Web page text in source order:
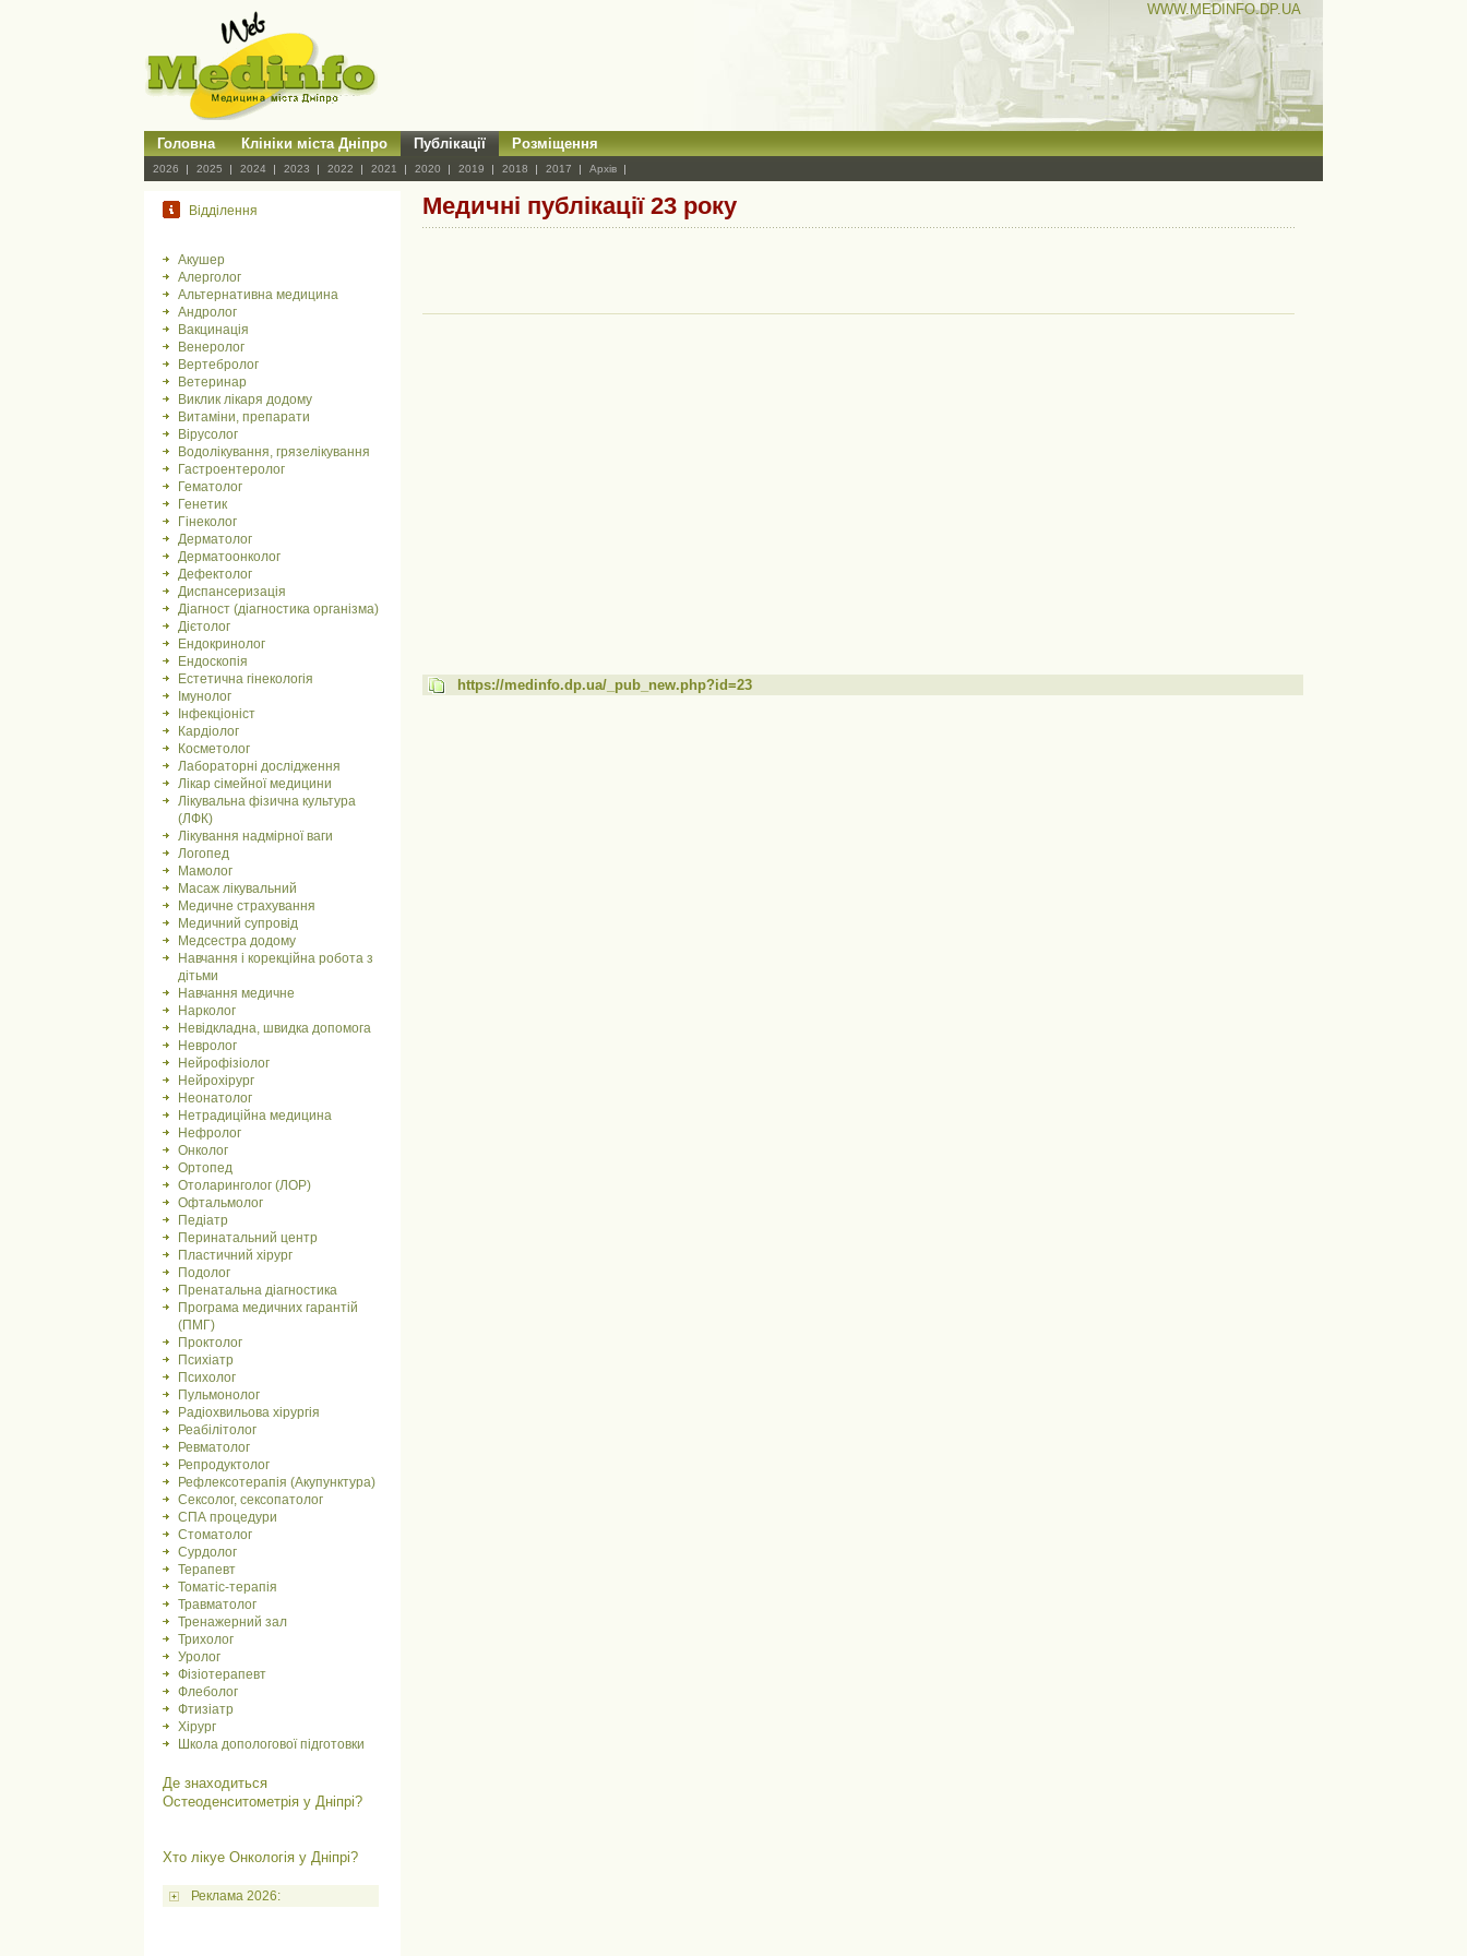
WWW.MEDINFO.DP.UA
Головна Клініки міста Дніпро Публікації Розміщення
2026 2025 2024 2023 2022 2021 2020 2019 2018 2017 Архів
Відділення
Акушер
Алерголог
Альтернативна медицина
Андролог
Вакцинація
Венеролог
Вертебролог
Ветеринар
Виклик лікаря додому
Витаміни, препарати
Вірусолог
Водолікування, грязелікування
Гастроентеролог
Гематолог
Генетик
Гінеколог
Дерматолог
Дерматоонколог
Дефектолог
Диспансеризація
Діагност (діагностика організма)
Дієтолог
Ендокринолог
Ендоскопія
Естетична гінекологія
Імунолог
Інфекціоніст
Кардіолог
Косметолог
Лабораторні дослідження
Лікар сімейної медицини
Лікувальна фізична культура
(ЛФК)
Лікування надмірної ваги
Логопед
Мамолог
Масаж лікувальний
Медичне страхування
Медичний супровід
Медсестра додому
Навчання і корекційна робота з
дітьми
Навчання медичне
Нарколог
Невідкладна, швидка допомога
Невролог
Нейрофізіолог
Нейрохірург
Неонатолог
Нетрадиційна медицина
Нефролог
Онколог
Ортопед
Отоларинголог (ЛОР)
Офтальмолог
Педіатр
Перинатальний центр
Пластичний хірург
Подолог
Пренатальна діагностика
Програма медичних гарантій
(ПМГ)
Проктолог
Психіатр
Психолог
Пульмонолог
Радіохвильова хірургія
Реабілітолог
Ревматолог
Репродуктолог
Рефлексотерапія (Акупунктура)
Сексолог, сексопатолог
СПА процедури
Стоматолог
Сурдолог
Терапевт
Томатіс-терапія
Травматолог
Тренажерний зал
Трихолог
Уролог
Фізіотерапевт
Флеболог
Фтизіатр
Хірург
Школа допологової підготовки
Де знаходиться
Остеоденситометрія у Дніпрі?
Хто лікуе Онкологія у Дніпрі?
Реклама 2026:
Медичні публікації 23 року
https://medinfo.dp.ua/_pub_new.php?id=23